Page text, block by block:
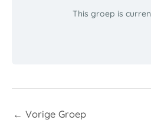
This groep is
← Vorige Groep